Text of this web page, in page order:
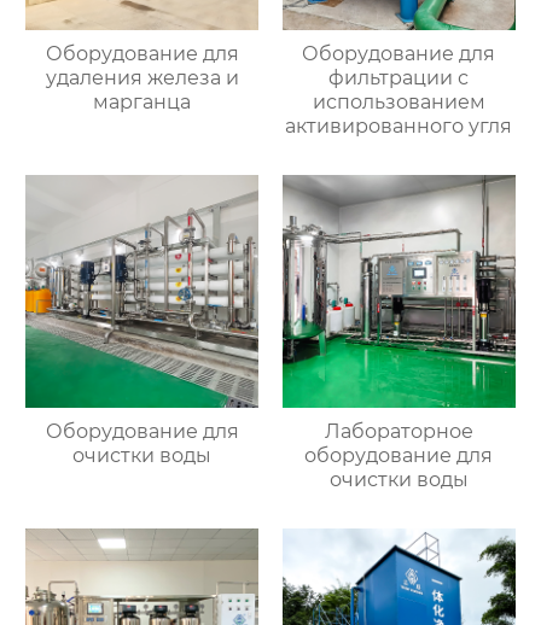
Оборудование для
удаления железа и
марганца
Оборудование для
фильтрации с
использованием
активированного угля
Оборудование для
очистки воды
Лабораторное
оборудование для
очистки воды